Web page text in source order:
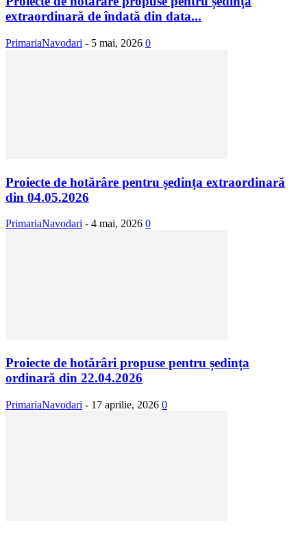
extraordinară de îndată din data...
PrimariaNavodari - 5 mai, 2026 0
Proiecte de hotărâre pentru ședința extraordinară
din 04.05.2026
PrimariaNavodari - 4 mai, 2026 0
Proiecte de hotărâri propuse pentru ședința
ordinară din 22.04.2026
PrimariaNavodari - 17 aprilie, 2026 0